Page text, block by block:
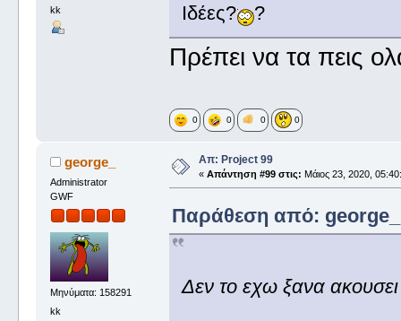
kk
Ιδέες?
?
Πρέπει να τα πεις
0 0 0 0
george_
Administrator
GWF
Μηνύματα: 158291
kk
Απ: Project 99
« Απάντηση #99 στις: Μάιος 23, 2020,
Παράθεση από: george_
Δεν το εχω ξανα